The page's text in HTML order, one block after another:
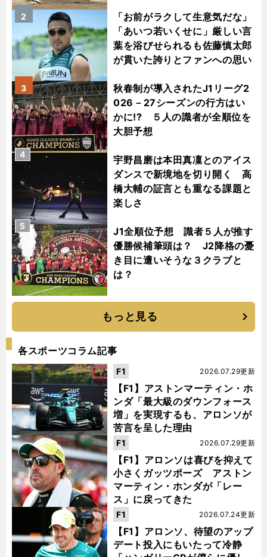
「お前がラクして生意気だな」
「あいつ若いくせに」厳しい言
葉を浴びせられるも佐藤慎太郎
が貫いた誇りとファンへの思い
2
秋春制が導入されたJ1リーグ2
026－27シーズンの行方はい
かに!? ５人の識者が全順位を
大胆予想
3
宇野昌磨は本田真凜とのアイス
ダンスで新境地を切り開く 高
橋大輔の証言とも重なる課題と
楽しさ
4
J1全順位予想 識者５人が推す
優勝候補筆頭は？ J2降格の憂
き目に遭いそうな３クラブと
は？
5
もっと見る
各スポーツコラム記事
【F1】アストンマーティン・ホ
ンダ「最大級のダウンフォース
増」を実現するも、アロンソが
苦言を呈した理由
2026.07.29更新
F1
【F1】アロンソは喜びを抑えて
小さくガッツポーズ アストン
マーティン・ホンダが「レー
ス」に戻ってきた
2026.07.29更新
F1
【F1】アロンソ、待望のアップ
デート投入にもいたって冷静
2026.07.24更新
F1